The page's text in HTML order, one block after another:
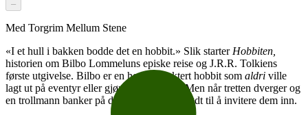
–
Med Torgrim Mellum Stene
«I et hull i bakken bodde det en hobbit.» Slik starterHobbiten,
historien om Bilbo Lommeluns episke reise og J.R.R. Tolkiens
første utgivelse. Bilbo er en høyt respektert hobbit som aldri ville
lagt ut på eventyr eller gjøre noe uventet. Men når tretten dverger og
en trollmann banker på døra, ser han seg nødt til å invitere dem inn.